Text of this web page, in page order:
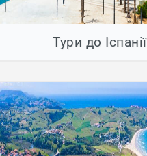
Тури до Іспанії